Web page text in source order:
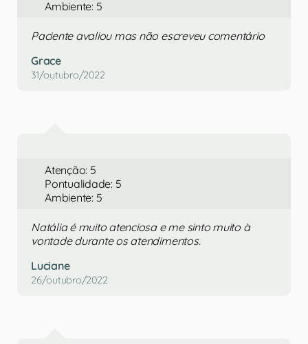
Ambiente: 5
Paciente avaliou mas não escreveu comentário
Grace
31/outubro/2022
Atenção: 5
Pontualidade: 5
Ambiente: 5
Natália é muito atenciosa e me sinto muito à
vontade durante os atendimentos.
Luciane
26/outubro/2022